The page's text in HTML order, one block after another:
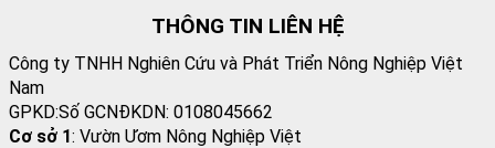
THÔNG TIN LIÊN HỆ
Công ty TNHH Nghiên Cứu và Phát Triển Nông Nghiệp Việt
Nam
GPKD:Số GCNĐKDN: 0108045662
Cơ sở 1: Vườn Ươm Nông Nghiệp Việt